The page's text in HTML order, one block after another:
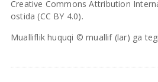
Creative Commons Attribution
ostida (CC BY 4.0).
Mualliflik huquqi © muallif (lar) ga